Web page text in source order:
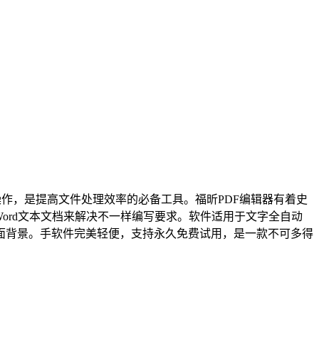
，是提高文件处理效率的必备工具。福昕PDF编辑器有着史
文本文档来解决不一样编写要求。软件适用于文字全自动
景。手软件完美轻便，支持永久免费试用，是一款不可多得